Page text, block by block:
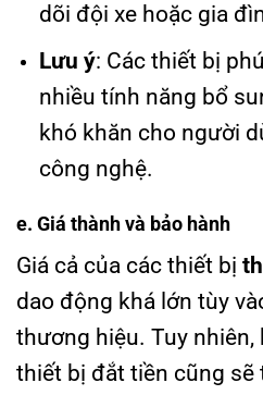
dõi đội xe hoặc gia
Lưu ý: Các thiết bị
nhiều tính năng bổ
khó khăn cho người
công nghệ.
e. Giá thành và bảo hành
Giá cả của các thiết bị
dao động khá lớn tùy
thương hiệu. Tuy nhiên,
thiết bị đắt tiền cũng sẽ